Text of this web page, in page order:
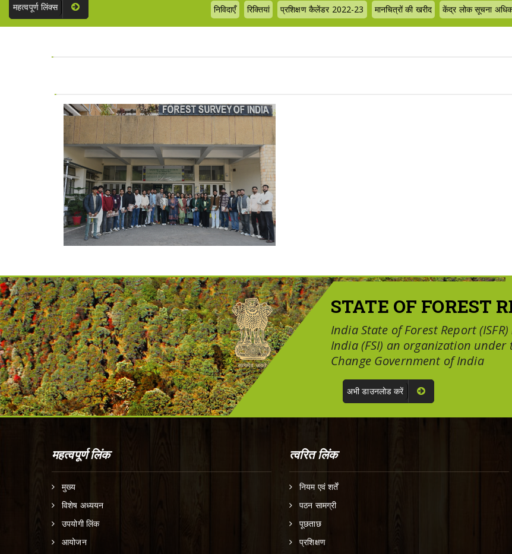
महत्वपूर्ण लिंक्स निविदाएँ रिक्तियां प्रशिक्षण कैलेंडर 2022-23 मानचित्रों की खरीद केंद्र लोक सूचना
STATE OF FOREST
India State of Forest Report
India (FSI) an organization
Change Government of India
अभी डाउनलोड करें
महत्वपूर्ण लिंक
मुख्य
विशेष अध्ययन
उपयोगी लिंक
आयोजन
त्वरित लिंक
नियम एवं शर्तें
पठन सामग्री
पूछताछ
प्रशिक्षण